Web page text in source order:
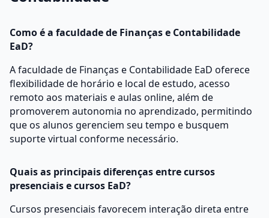
Como é a faculdade de Finanças e Contabilidade
EaD?
A faculdade de Finanças e Contabilidade EaD oferece
flexibilidade de horário e local de estudo, acesso
remoto aos materiais e aulas online, além de
promoverem autonomia no aprendizado, permitindo
que os alunos gerenciem seu tempo e busquem
suporte virtual conforme necessário.
Quais as principais diferenças entre cursos
presenciais e cursos EaD?
Cursos presenciais favorecem interação direta entre